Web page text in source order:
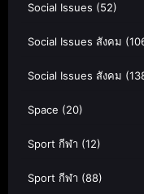
Social Issues (52)
Social Issues สังคม
Social Issues สังคม
Space (20)
Sport กีฬา (12)
Sport กีฬา (88)